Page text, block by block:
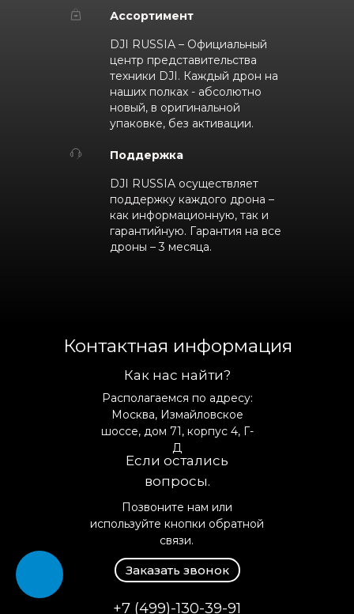
Ассортимент
DJI RUSSIA – Официальный
центр представительства
техники DJI. Каждый дрон на
наших полках - абсолютно
новый, в оригинальной
упаковке, без активации.
Поддержка
DJI RUSSIA осуществляет
поддержку каждого дрона –
как информационную, так и
гарантийную. Гарантия на все
дроны – 3 месяца.
Как нас найти?
Если остались
вопросы.
Располагаемся по адресу:
Москва, Измайловское
шоссе, дом 71, корпус 4, Г-
Д
Позвоните нам или
используйте кнопки обратной
связи.
+7 (499)-130-39-91
Заказать звонок
Контактная информация